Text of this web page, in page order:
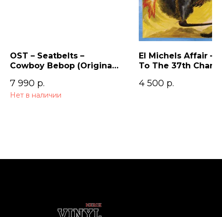
OST – Seatbelts –
Cowboy Bebop (Original
7 990 р.
Нет в наличии
El Michels Affair –
To The 37th
4 500 р.